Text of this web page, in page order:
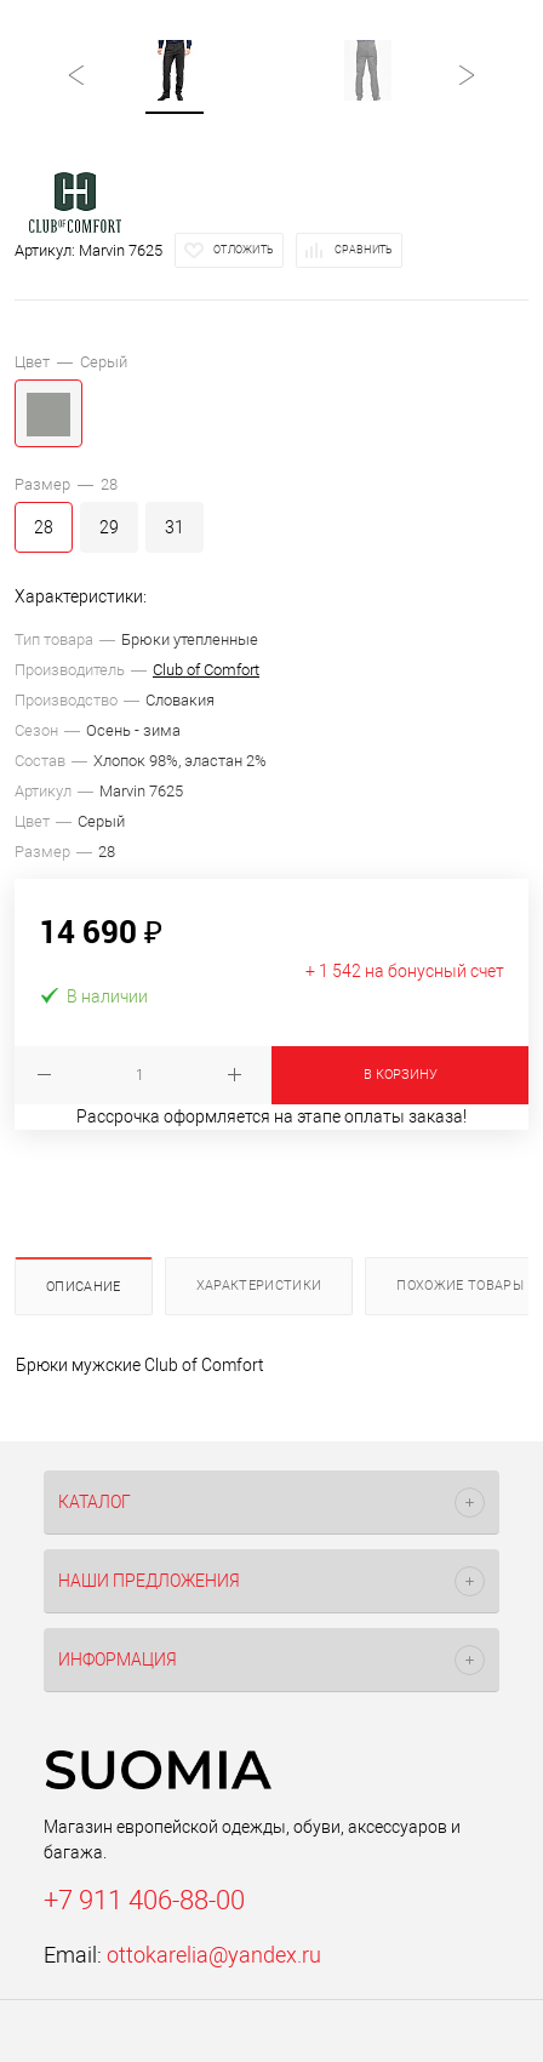
Артикул: Marvin 7625 ОТЛОЖИТЬ СРАВНИТЬ
Цвет — Серый
Размер — 28
28 29 31
Характеристики:
Тип товара
Брюки утепленные
Производитель
Club of Comfort
Производство
Словакия
Сезон
Осень - зима
Состав
Хлопок 98%, эластан 2%
Артикул
Marvin 7625
Цвет
Серый
Размер
28
14 690 ₽
+ 1 542 на бонусный счет
В наличии
В КОРЗИНУ
Рассрочка оформляется на этапе оплаты заказа!
ОПИСАНИЕ ХАРАКТЕРИСТИКИ ПОХОЖИЕ ТОВАРЫ
Брюки мужские Club of Comfort
КАТАЛОГ
НАШИ ПРЕДЛОЖЕНИЯ
ИНФОРМАЦИЯ
Магазин европейской одежды, обуви, аксессуаров и
багажа.
+7 911 406-88-00
Email: ottokarelia@yandex.ru